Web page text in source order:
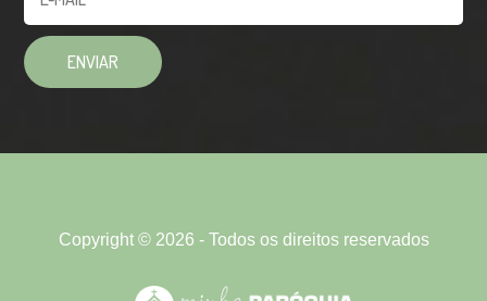
Copyright © 2026 - Todos os direitos reservados